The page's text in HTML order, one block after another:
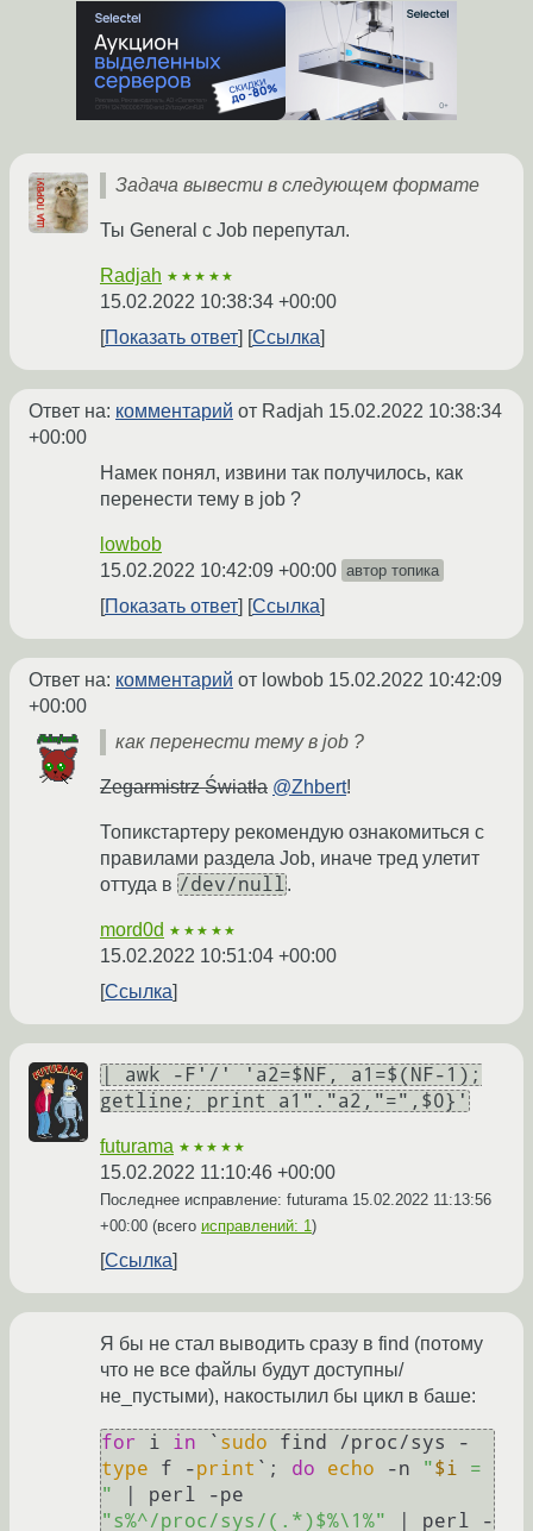
Задача вывести в следующем формате
Ты General с Job перепутал.
Radjah ★★★★★
15.02.2022 10:38:34 +00:00
Показать ответ
Ссылка
Ответ на: комментарий от Radjah 15.02.2022 10:38:34
+00:00
Намек понял, извини так получилось, как
перенести тему в job ?
lowbob
15.02.2022 10:42:09 +00:00 автор топика
Показать ответ Ссылка
Ответ на: комментарий от lowbob 15.02.2022 10:42:09
+00:00
как перенести тему в job ?
Zegarmistrz Światła @Zhbert!
Топикстартеру рекомендую ознакомиться с
правилами раздела Job, иначе тред улетит
оттуда в /dev/null.
mord0d ★★★★★
15.02.2022 10:51:04 +00:00
Ссылка
| awk -F'/' 'a2=$NF, a1=$(NF-1);
getline; print a1"."a2,"=",$0}'
futurama ★★★★★
15.02.2022 11:10:46 +00:00
Последнее исправление: futurama 15.02.2022 11:13:56
+00:00 (всего исправлений: 1)
Ссылка
Я бы не стал выводить сразу в find (потому
что не все файлы будут доступны/
не_пустыми), накостылил бы цикл в баше:
for i in ` sudo find /proc/sys -
type f -print `; do echo -n "$i =
"
"s%^/proc/sys/(.*)$%\1%"
| perl -